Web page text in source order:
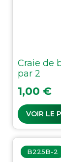
Craie de
par 2
Prix
1,00 €
VOIR LE
B225B-2